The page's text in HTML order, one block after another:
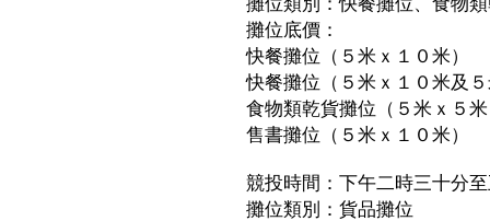
攤位底價：
快餐攤位（５米ｘ１
快餐攤位（５米ｘ１０米及
食物類乾貨攤位（５米
售書攤位（５米ｘ１
競投時間：下午二時三十分
攤位類別：貨品攤位